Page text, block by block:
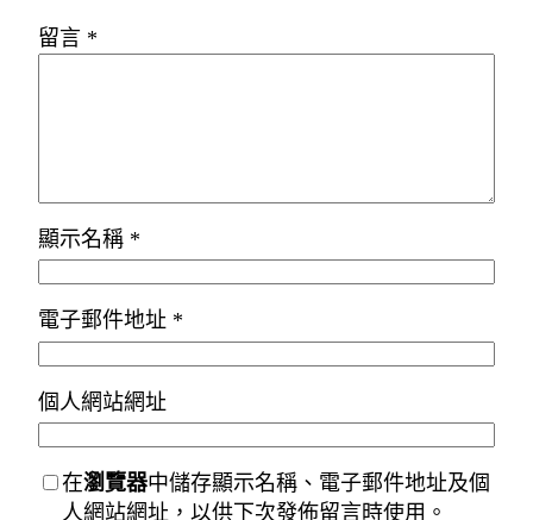
留言 *
顯示名稱 *
電子郵件地址 *
個人網站網址
在瀏覽器中儲存顯示名稱、電子郵件地址及個
人網站網址，以供下次發佈留言時使用。